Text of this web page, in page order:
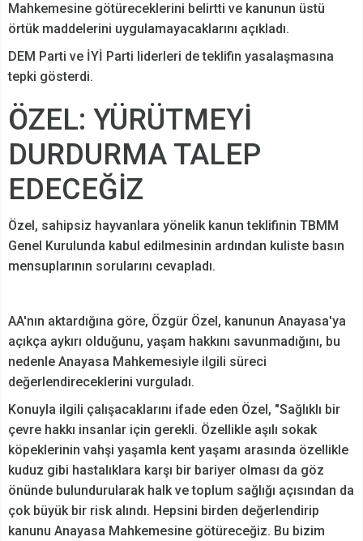
Mahkemesine götüreceklerini belirtti ve kanunun üstü
örtük maddelerini uygulamayacaklarını açıkladı.
DEM Parti ve İYİ Parti liderleri de teklifin yasalaşmasına
tepki gösterdi.
ÖZEL: YÜRÜTMEYİ
DURDURMA TALEP
EDECEĞİZ
Özel, sahipsiz hayvanlara yönelik kanun teklifinin TBMM
Genel Kurulunda kabul edilmesinin ardından kuliste basın
mensuplarının sorularını cevapladı.
AA'nın aktardığına göre, Özgür Özel, kanunun Anayasa'ya
açıkça aykırı olduğunu, yaşam hakkını savunmadığını, bu
nedenle Anayasa Mahkemesiyle ilgili süreci
değerlendireceklerini vurguladı.
Konuyla ilgili çalışacaklarını ifade eden Özel, "Sağlıklı bir
çevre hakkı insanlar için gerekli. Özellikle aşılı sokak
köpeklerinin vahşi yaşamla kent yaşamı arasında özellikle
kuduz gibi hastalıklara karşı bir bariyer olması da göz
önünde bulundurularak halk ve toplum sağlığı açısından da
çok büyük bir risk alındı. Hepsini birden değerlendirip
kanunu Anayasa Mahkemesine götüreceğiz. Bu bizim